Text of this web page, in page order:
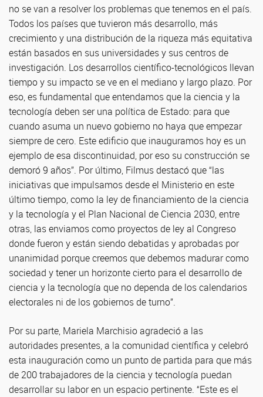
no se van a resolver los problemas que tenemos en el país.
Todos los países que tuvieron más desarrollo, más
crecimiento y una distribución de la riqueza más equitativa
están basados en sus universidades y sus centros de
investigación. Los desarrollos científico-tecnológicos llevan
tiempo y su impacto se ve en el mediano y largo plazo. Por
eso, es fundamental que entendamos que la ciencia y la
tecnología deben ser una política de Estado: para que
cuando asuma un nuevo gobierno no haya que empezar
siempre de cero. Este edificio que inauguramos hoy es un
ejemplo de esa discontinuidad, por eso su construcción se
demoró 9 años”. Por último, Filmus destacó que “las
iniciativas que impulsamos desde el Ministerio en este
último tiempo, como la ley de financiamiento de la ciencia
y la tecnología y el Plan Nacional de Ciencia 2030, entre
otras, las enviamos como proyectos de ley al Congreso
donde fueron y están siendo debatidas y aprobadas por
unanimidad porque creemos que debemos madurar como
sociedad y tener un horizonte cierto para el desarrollo de
ciencia y la tecnología que no dependa de los calendarios
electorales ni de los gobiernos de turno”.
Por su parte, Mariela Marchisio agradeció a las
autoridades presentes, a la comunidad científica y celebró
esta inauguración como un punto de partida para que más
de 200 trabajadores de la ciencia y tecnología puedan
desarrollar su labor en un espacio pertinente. “Este es el